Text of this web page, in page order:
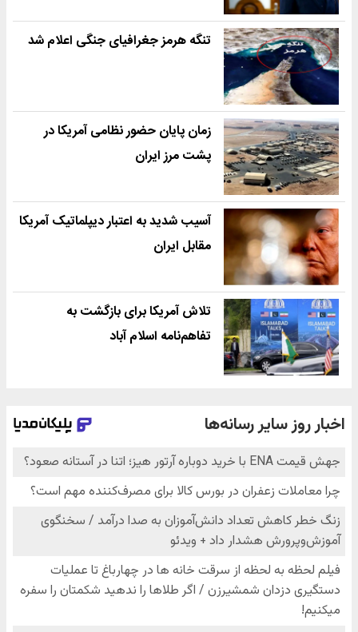
تنگه هرمز جغرافیای جنگی اعلام شد
زمان پایان حضور نظامی آمریکا در
پشت مرز ایران
آسیب شدید به اعتبار دیپلماتیک آمریکا
مقابل ایران
تلاش آمریکا برای بازگشت به
تفاهم‌نامه اسلام آباد